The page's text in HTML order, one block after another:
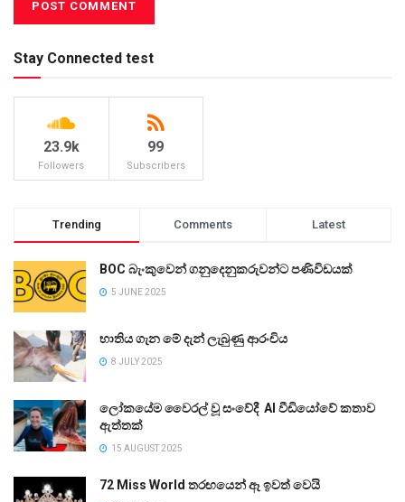
Stay Connected test
23.9k
Followers
99
Subscribers
Trending Comments Latest
BOC බැංකුවෙන් ගනුදෙනුකරුවන්ට පණිවිඩයක්
5 JUNE 2025
භාතිය ගැන මේ දැන් ලැබුණු ආරංචිය
8 JULY 2025
ලෝකයේම වෛරල් වූ සංවේදී AI වීඩියෝවේ කතාව
ඇත්තක්
15 AUGUST 2025
72 Miss World තරඟයෙන් ඈ ඉවත් වෙයි